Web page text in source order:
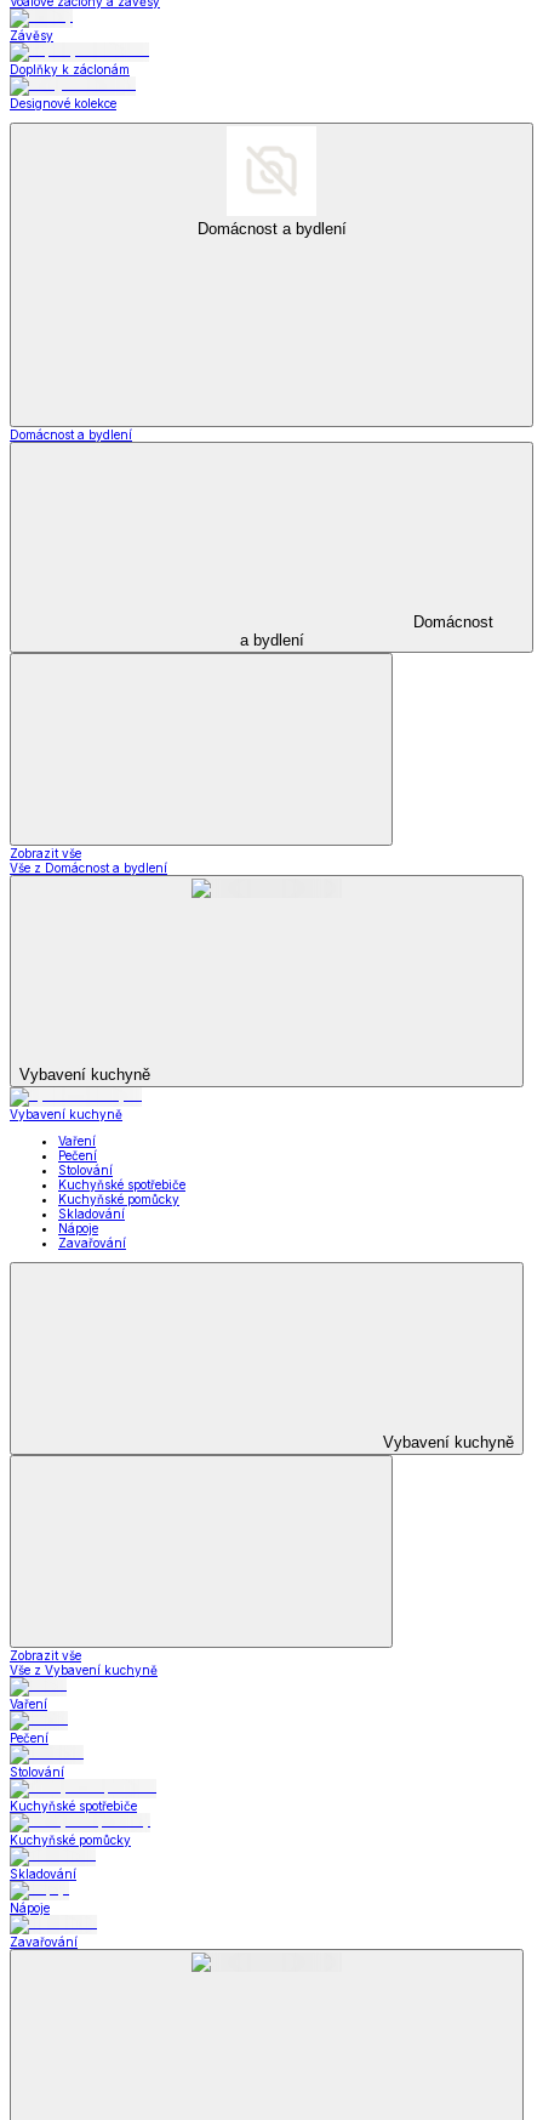
Závěsy
Doplňky k záclonám
Designové kolekce
Domácnost a bydlení
Domácnost a bydlení
Domácnost
a bydlení
Zobrazit vše
Vše z Domácnost a bydlení
Vybavení kuchyně
Vybavení kuchyně
Vaření
Pečení
Stolování
Kuchyňské spotřebiče
Kuchyňské pomůcky
Skladování
Nápoje
Zavařování
Vybavení kuchyně
Zobrazit vše
Vše z Vybavení kuchyně
Vaření
Pečení
Stolování
Kuchyňské spotřebiče
Kuchyňské pomůcky
Skladování
Nápoje
Zavařování